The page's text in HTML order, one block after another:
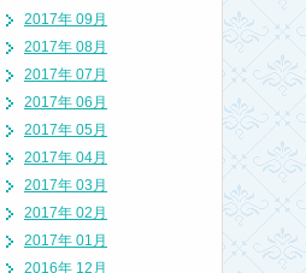
2017年 09月
2017年 08月
2017年 07月
2017年 06月
2017年 05月
2017年 04月
2017年 03月
2017年 02月
2017年 01月
2016年 12月